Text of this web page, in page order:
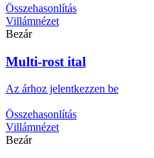
Összehasonlítás
Villámnézet
Bezár
Multi-rost ital
Az árhoz jelentkezzen be
Összehasonlítás
Villámnézet
Bezár